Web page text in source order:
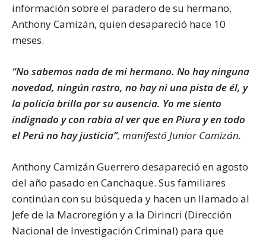
información sobre el paradero de su hermano,
Anthony Camizán, quien desapareció hace 10
meses.
“No sabemos nada de mi hermano. No hay ninguna
novedad, ningún rastro, no hay ni una pista de él, y
la policía brilla por su ausencia. Yo me siento
indignado y con rabia al ver que en Piura y en todo
el Perú no hay justicia”, manifestó Junior Camizán.
Anthony Camizán Guerrero desapareció en agosto
del año pasado en Canchaque. Sus familiares
continúan con su búsqueda y hacen un llamado al
Jefe de la Macroregión y a la Dirincri (Dirección
Nacional de Investigación Criminal) para que